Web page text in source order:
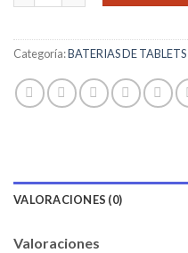
Categoría:BATERIAS DE TABLETS
VALORACIONES (0)
Valoraciones